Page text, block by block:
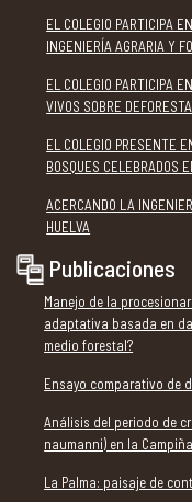
EL COLEGIO PARTICIPA
INGENIERÍA AGRARIA Y
EL COLEGIO PARTICIPA
VIVOS SOBRE
EL COLEGIO PRESENTE
BOSQUES CELEBRADOS
ACERCANDO LA
HUELVA
Publicaciones
Manejo de la
adaptativa basada en
medio forestal?
Ensayo comparativo de
Análisis del periodo de
naumanni) en la
La Palma: paisaje de